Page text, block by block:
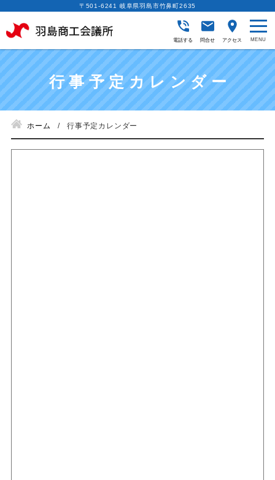
〒501-6241 岐阜県羽島市竹鼻町2635
電話する 問合せ アクセス
行事予定カレンダー
ホーム 行事予定カレンダー